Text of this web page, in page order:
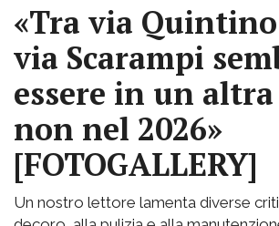
«Tra via Quintino
via Scarampi
essere in un
non nel 2026»
[FOTOGALLERY]
Un nostro lettore lamenta diverse